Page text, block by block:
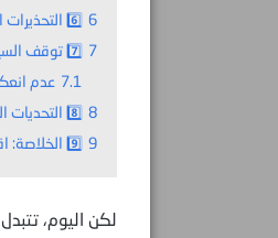
6 6️⃣ التحذيرات الأوروبية: اقتباسات مباشرة
7 7️⃣ توقف السياحة أثر بشكل مباشر على الناتج المحلي:
7.1 عدم
8 8️⃣ التحديات الإقليمية والاستراتيجية
9 9️⃣ الخلاصة: اقتصاد معرض للصدمات على شفا أزمة
لكن اليوم،